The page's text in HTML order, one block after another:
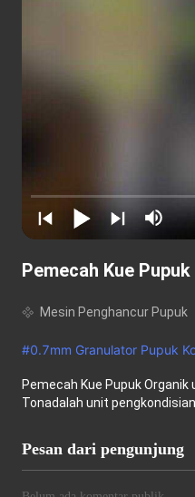
Pemecah Kue
Mesin Penghancur Pupuk
#0.7mm Granulator Pupuk
Pemecah Kue Pupuk
Tonadalah unit
Pesan dari pengunjung